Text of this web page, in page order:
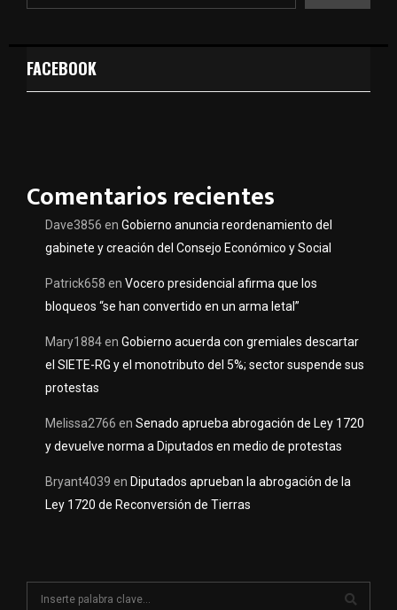
FACEBOOK
Comentarios recientes
Dave3856 en Gobierno anuncia reordenamiento del
gabinete y creación del Consejo Económico y Social
Patrick658 en Vocero presidencial afirma que los
bloqueos “se han convertido en un arma letal”
Mary1884en Gobierno acuerda con gremiales descartar
el SIETE-RG y el monotributo del 5%; sector suspende sus
protestas
Melissa2766 en Senado aprueba abrogación de Ley 1720
y devuelve norma a Diputados en medio de protestas
Bryant4039 en Diputados aprueban la abrogación de la
Ley 1720 de Reconversión de Tierras